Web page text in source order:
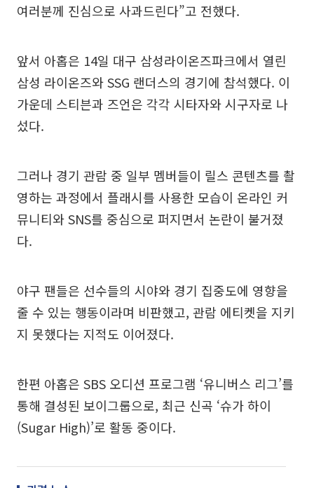
여러분께 진심으로 사과드린다”고 전했다.
앞서 아홉은 14일 대구 삼성라이온즈파크에서 열린
삼성 라이온즈와 SSG 랜더스의 경기에 참석했다. 이
가운데 스티븐과 즈언은 각각 시타자와 시구자로 나
섰다.
그러나 경기 관람 중 일부 멤버들이 릴스 콘텐츠를 촬
영하는 과정에서 플래시를 사용한 모습이 온라인 커
뮤니티와 SNS를 중심으로 퍼지면서 논란이 불거졌
다.
야구 팬들은 선수들의 시야와 경기 집중도에 영향을
줄 수 있는 행동이라며 비판했고, 관람 에티켓을 지키
지 못했다는 지적도 이어졌다.
한편 아홉은 SBS 오디션 프로그램 ‘유니버스 리그’를
통해 결성된 보이그룹으로, 최근 신곡 ‘슈가 하이
(Sugar High)’로 활동 중이다.